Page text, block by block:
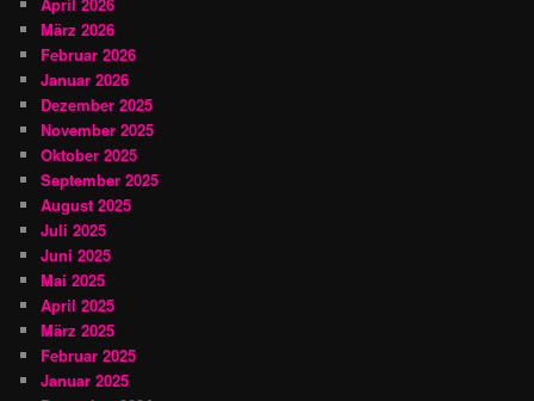
März 2026
Februar 2026
Januar 2026
Dezember 2025
November 2025
Oktober 2025
September 2025
August 2025
Juli 2025
Juni 2025
Mai 2025
April 2025
März 2025
Februar 2025
Januar 2025